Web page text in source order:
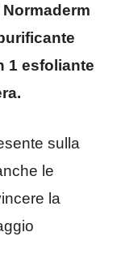
Normaderm
1 esfoliante
sulla
le
la